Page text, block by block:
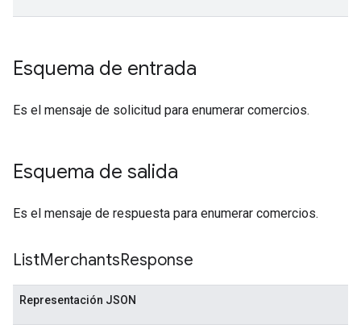
Esquema de entrada
Es el mensaje de solicitud para enumerar comercios.
Esquema de salida
Es el mensaje de respuesta para enumerar comercios.
ListMerchantsResponse
Representación JSON